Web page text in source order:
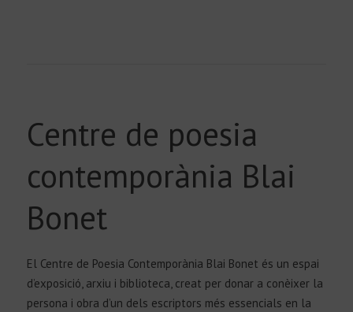
Centre de poesia
contemporània Blai
Bonet
El Centre de Poesia Contemporània Blai Bonet és un espai
d’exposició, arxiu i biblioteca, creat per donar a conèixer la
persona i obra d’un dels escriptors més essencials en la